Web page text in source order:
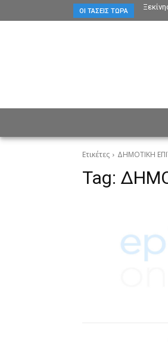
ΟΙ ΤΆΣΕΙΣ ΤΏΡΑ
Ετικέτες ΔΗΜΟΤΙΚΗ
Tag: